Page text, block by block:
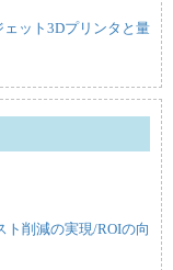
ット3Dプリンタと量
ト削減の実現/ROIの向